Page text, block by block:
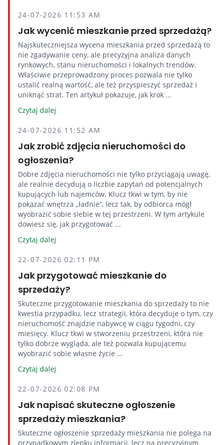
24-07-2026 11:53 AM
Jak wycenić mieszkanie przed sprzedażą?
Najskuteczniejsza wycena mieszkania przed sprzedażą to
nie zgadywanie ceny, ale precyzyjna analiza danych
rynkowych, stanu nieruchomości i lokalnych trendów.
Właściwie przeprowadzony proces pozwala nie tylko
ustalić realną wartość, ale też przyspieszyć sprzedaż i
uniknąć strat. Ten artykuł pokazuje, jak krok ...
Czytaj dalej
24-07-2026 11:52 AM
Jak zrobić zdjęcia nieruchomości do
ogłoszenia?
Dobre zdjęcia nieruchomości nie tylko przyciągają uwagę,
ale realnie decydują o liczbie zapytań od potencjalnych
kupujących lub najemców. Klucz tkwi w tym, by nie
pokazać wnętrza „ładnie”, lecz tak, by odbiorca mógł
wyobrazić sobie siebie w tej przestrzeni. W tym artykule
dowiesz się, jak przygotować ...
Czytaj dalej
22-07-2026 02:11 PM
Jak przygotować mieszkanie do
sprzedaży?
Skuteczne przygotowanie mieszkania do sprzedaży to nie
kwestia przypadku, lecz strategii, która decyduje o tym, czy
nieruchomość znajdzie nabywcę w ciągu tygodni, czy
miesięcy. Klucz tkwi w stworzeniu przestrzeni, która nie
tylko dobrze wygląda, ale też pozwala kupującemu
wyobrazić sobie własne życie ...
Czytaj dalej
22-07-2026 02:08 PM
Jak napisać skuteczne ogłoszenie
sprzedaży mieszkania?
Skuteczne ogłoszenie sprzedaży mieszkania nie polega na
przypadkowym zlepku informacji, lecz na precyzyjnym